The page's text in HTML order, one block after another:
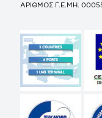
ΑΡΙΘΜΟΣ Γ.Ε.ΜΗ.